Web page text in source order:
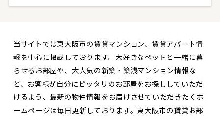
当サイトでは東大阪市の賃貸マンション、賃貸アパート情
報を中心に掲載しております。大好きなペットと一緒に暮
らせるお部屋や、大人気の新築・築浅マンション情報な
ど、お客様が自分にピッタリのお部屋をお探ししていただ
けるよう、最新の物件情報をお届けさせていただきたくホ
ームページは毎日更新しております。東大阪市の賃貸お部